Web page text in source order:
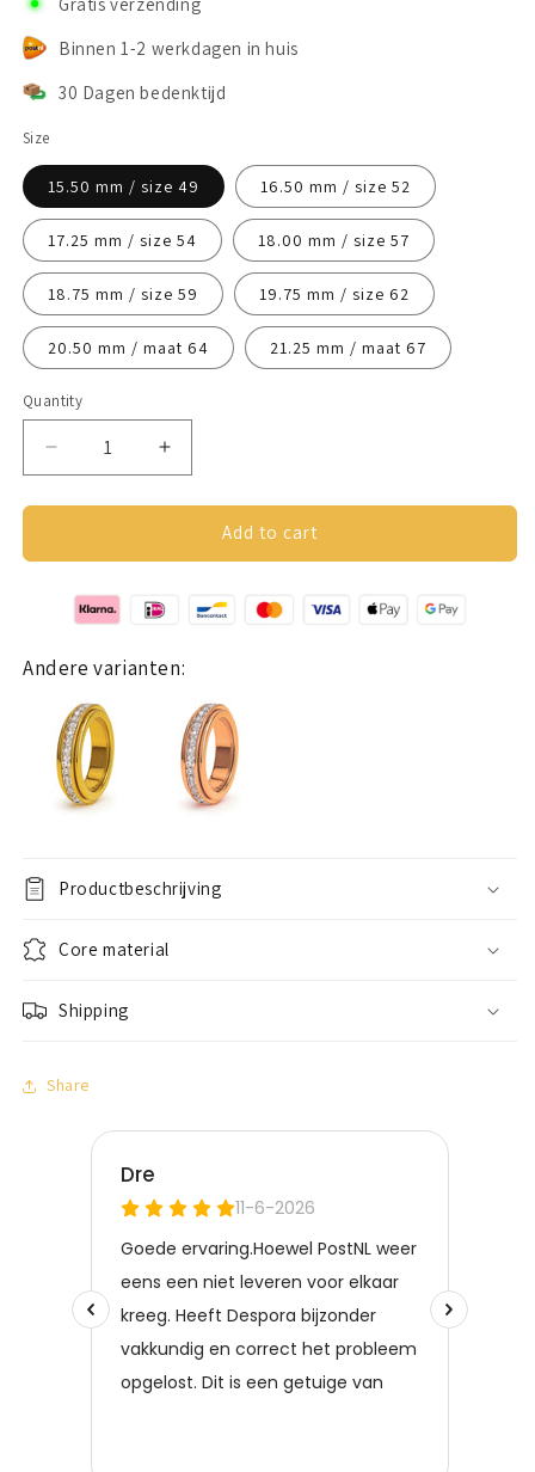
Binnen 1-2 werkdagen in huis
30 Dagen bedenktijd
Size
15.50 mm / size 49 16.50 mm / size 52
17.25 mm / size 54 18.00 mm / size 57
18.75 mm / size 59 19.75 mm / size 62
20.50 mm / maat 64 21.25 mm / maat 67
Quantity
Decrease
quantity
for
Ring
Silver
Increase
quantity
for
Anxiety
Ring
Silver
Add to cart
Andere varianten:
Productbeschrijving
Core material
Shipping
Share